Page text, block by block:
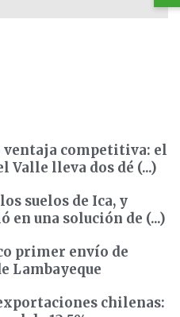
ventaja competitiva: el
Valle lleva dos dé (...)
suelos de Ica, y
una solución de (...)
primer envío de
Lambayeque
chilenas: